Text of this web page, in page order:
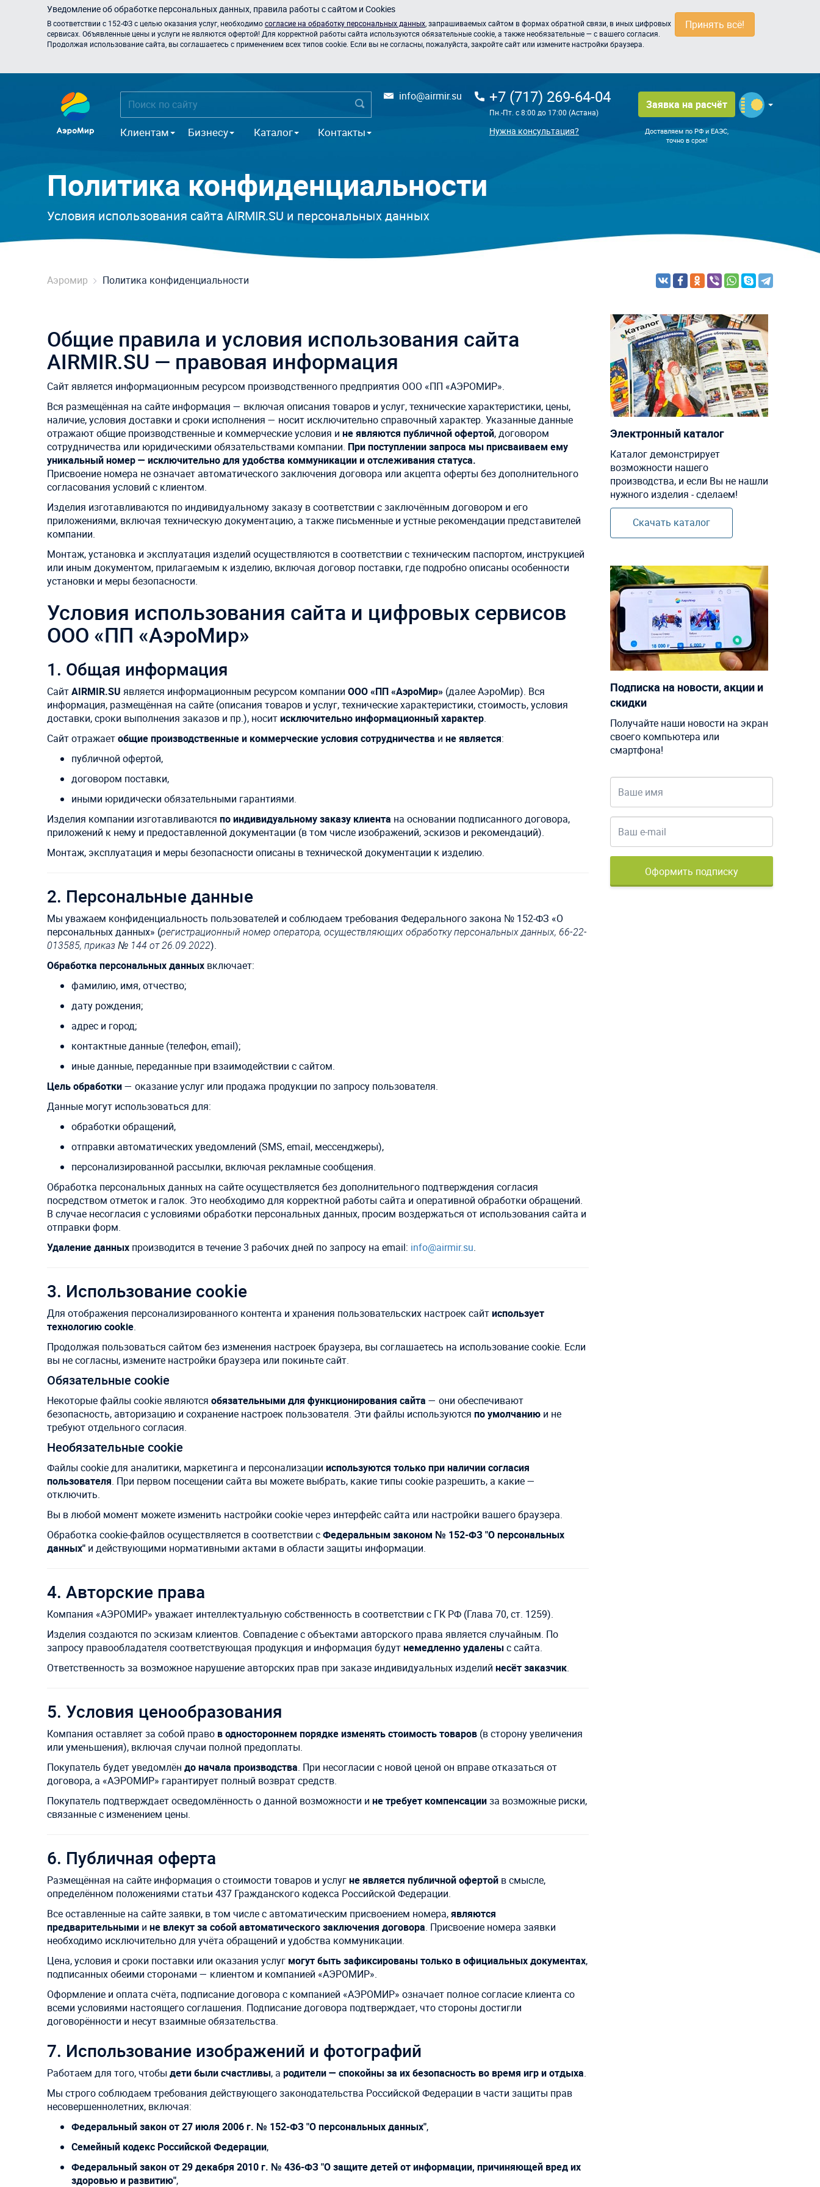
Принять всё!
Уведомление об обработке персональных данных, правила работы с сайтом и Cookies
В соответствии с 152-ФЗ с целью оказания услуг, необходимосогласие на обработку персональных данных , запрашиваемых сайтом в формах обратной связи, в иных цифровых
сервисах. Объявленные цены и услуги не являются офертой! Для корректной работы сайта используются обязательные cookie, а также необязательные — с вашего согласия.
Продолжая использование сайта, вы соглашаетесь с применением всех типов cookie. Если вы не согласны, пожалуйста, закройте сайт или измените настройки браузера.
Клиентам Бизнесу Каталог Контакты
info@airmir.su +7 (717) 269-64-04
Пн.-Пт. с 8:00 до 17:00 (Астана)
Нужна консультация?
Заявка на расчёт
Доставляем по РФ и ЕАЭС,
точно в срок!
Политика конфиденциальности
Условия использования сайта AIRMIR.SU и персональных данных
Аэромир Политика конфиденциальности
Общие правила и условия использования сайта
AIRMIR.SU — правовая информация
Сайт является информационным ресурсом производственного предприятия ООО «ПП «АЭРОМИР».
Вся размещённая на сайте информация — включая описания товаров и услуг, технические характеристики, цены,
наличие, условия доставки и сроки исполнения — носит исключительно справочный характер. Указанные данные
отражают общие производственные и коммерческие условия и не являются публичной офертой, договором
сотрудничества или юридическими обязательствами компании. При поступлении запроса мы присваиваем ему
уникальный номер — исключительно для удобства коммуникации и отслеживания статуса.
Присвоение номера не означает автоматического заключения договора или акцепта оферты без дополнительного
согласования условий с клиентом.
Изделия изготавливаются по индивидуальному заказу в соответствии с заключённым договором и его
приложениями, включая техническую документацию, а также письменные и устные рекомендации представителей
компании.
Монтаж, установка и эксплуатация изделий осуществляются в соответствии с техническим паспортом, инструкцией
или иным документом, прилагаемым к изделию, включая договор поставки, где подробно описаны особенности
установки и меры безопасности.
Условия использования сайта и цифровых сервисов
ООО «ПП «АэроМир»
1. Общая информация
СайтAIRMIR.SU является информационным ресурсом компании ООО «ПП «АэроМир» (далее АэроМир). Вся
информация, размещённая на сайте (описания товаров и услуг, технические характеристики, стоимость, условия
доставки, сроки выполнения заказов и пр.), носитисключительно информационный характер.
Сайт отражаетобщие производственные и коммерческие условия сотрудничества и не является:
публичной офертой,
договором поставки,
иными юридически обязательными гарантиями.
Изделия компании изготавливаются по индивидуальному заказу клиента на основании подписанного договора,
приложений к нему и предоставленной документации (в том числе изображений, эскизов и рекомендаций).
Монтаж, эксплуатация и меры безопасности описаны в технической документации к изделию.
2. Персональные данные
Мы уважаем конфиденциальность пользователей и соблюдаем требования Федерального закона № 152-ФЗ «О
персональных данных» (регистрационный номер оператора, осуществляющих обработку персональных данных, 66-22-
013585, приказ № 144 от 26.09.2022).
Обработка персональных данных включает:
фамилию, имя, отчество;
дату рождения;
адрес и город;
контактные данные (телефон, email);
иные данные, переданные при взаимодействии с сайтом.
Цель обработки— оказание услуг или продажа продукции по запросу пользователя.
Данные могут использоваться для:
обработки обращений,
отправки автоматических уведомлений (SMS, email, мессенджеры),
персонализированной рассылки, включая рекламные сообщения.
Обработка персональных данных на сайте осуществляется без дополнительного подтверждения согласия
посредством отметок и галок. Это необходимо для корректной работы сайта и оперативной обработки обращений.
В случае несогласия с условиями обработки персональных данных, просим воздержаться от использования сайта и
отправки форм.
Удаление данных производится в течение 3 рабочих дней по запросу на email: info@airmir.su.
3. Использование cookie
Для отображения персонализированного контента и хранения пользовательских настроек сайтиспользует
технологию cookie.
Продолжая пользоваться сайтом без изменения настроек браузера, вы соглашаетесь на использование cookie. Если
вы не согласны, измените настройки браузера или покиньте сайт.
Обязательные cookie
Некоторые файлы cookie являются обязательными для функционирования сайта — они обеспечивают
безопасность, авторизацию и сохранение настроек пользователя. Эти файлы используются по умолчанию и не
требуют отдельного согласия.
Необязательные cookie
Файлы cookie для аналитики, маркетинга и персонализации используются только при наличии согласия
пользователя. При первом посещении сайта вы можете выбрать, какие типы cookie разрешить, а какие —
отключить.
Вы в любой момент можете изменить настройки cookie через интерфейс сайта или настройки вашего браузера.
Обработка cookie-файлов осуществляется в соответствии сФедеральным законом № 152-ФЗ "О персональных
данных" и действующими нормативными актами в области защиты информации.
4. Авторские права
Компания «АЭРОМИР» уважает интеллектуальную собственность в соответствии с ГК РФ (Глава 70, ст. 1259).
Изделия создаются по эскизам клиентов. Совпадение с объектами авторского права является случайным. По
запросу правообладателя соответствующая продукция и информация будутнемедленно удаленыс сайта.
Ответственность за возможное нарушение авторских прав при заказе индивидуальных изделий несёт заказчик.
5. Условия ценообразования
Компания оставляет за собой право в одностороннем порядке изменять стоимость товаров (в сторону увеличения
или уменьшения), включая случаи полной предоплаты.
Покупатель будет уведомлён до начала производства. При несогласии с новой ценой он вправе отказаться от
договора, а «АЭРОМИР» гарантирует полный возврат средств.
Покупатель подтверждает осведомлённость о данной возможности и не требует компенсацииза возможные риски,
связанные с изменением цены.
6. Публичная оферта
Размещённая на сайте информация о стоимости товаров и услугне является публичной офертой в смысле,
определённом положениями статьи 437 Гражданского кодекса Российской Федерации.
Все оставленные на сайте заявки, в том числе с автоматическим присвоением номера,являются
предварительными и не влекут за собой автоматического заключения договора. Присвоение номера заявки
необходимо исключительно для учёта обращений и удобства коммуникации.
Цена, условия и сроки поставки или оказания услуг могут быть зафиксированы только в официальных документах,
подписанных обеими сторонами — клиентом и компанией «АЭРОМИР».
Оформление и оплата счёта, подписание договора с компанией «АЭРОМИР» означает полное согласие клиента со
всеми условиями настоящего соглашения. Подписание договора подтверждает, что стороны достигли
договорённости и несут взаимные обязательства.
7. Использование изображений и фотографий
Работаем для того, чтобы дети были счастливы, а родители — спокойны за их безопасность во время игр и отдыха.
Мы строго соблюдаем требования действующего законодательства Российской Федерации в части защиты прав
несовершеннолетних, включая:
Федеральный закон от 27 июля 2006 г. № 152-ФЗ "О персональных данных",
Семейный кодекс Российской Федерации,
Федеральный закон от 29 декабря 2010 г. № 436-ФЗ "О защите детей от информации, причиняющей вред их
здоровью и развитию",
Электронный каталог
Каталог демонстрирует
возможности нашего
производства, и если Вы не нашли
нужного изделия - сделаем!
Скачать каталог
Подписка на новости, акции и
скидки
Получайте наши новости на экран
своего компьютера или
смартфона!
Оформить подписку